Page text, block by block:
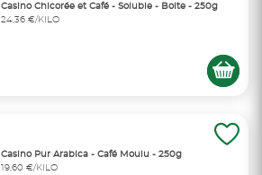
Casino Chicorée et Café - Soluble - Boite - 250g
24,36 €/KILO
Casino Pur Arabica - Café Moulu - 250g
19,60 €/KILO